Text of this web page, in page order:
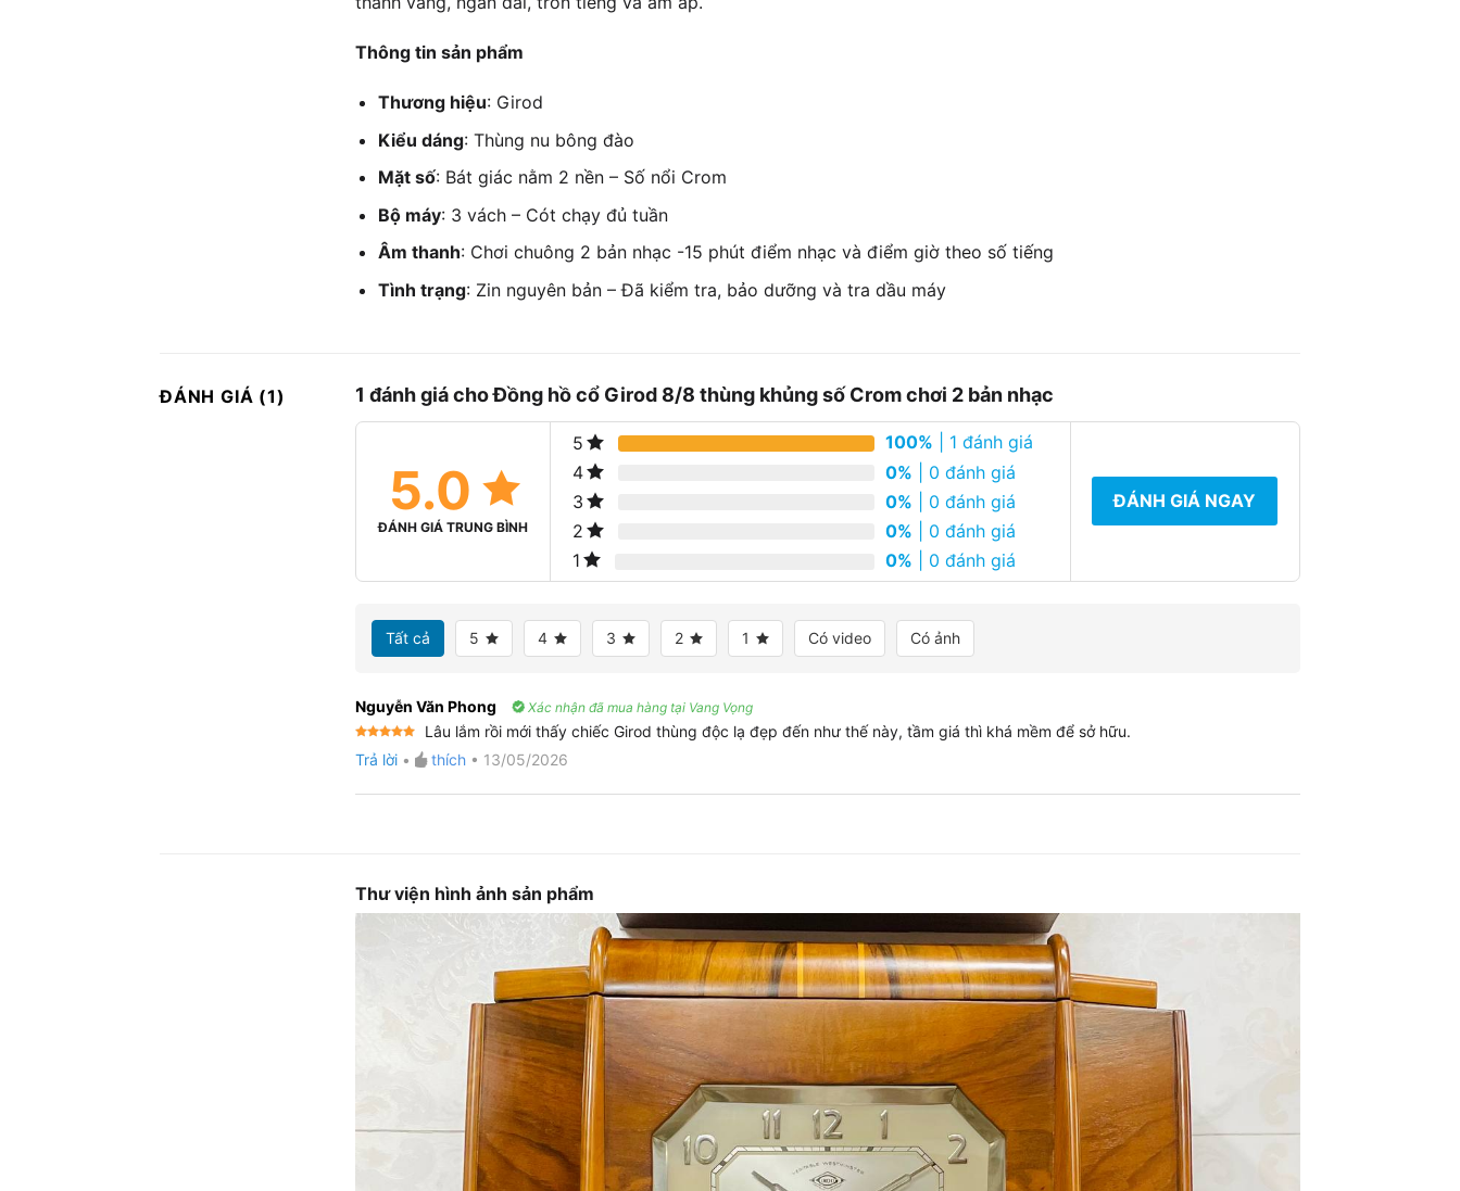
Thông tin sản phẩm
Thương hiệu: Girod
Kiểu dáng: Thùng nu bông đào
Mặt số: Bát giác nằm 2 nền – Số nổi Crom
Bộ máy: 3 vách – Cót chạy đủ tuần
Âm thanh: Chơi chuông 2 bản nhạc -15 phút điểm nhạc và điểm giờ theo số tiếng
Tình trạng: Zin nguyên bản – Đã kiểm tra, bảo dưỡng và tra dầu máy
ĐÁNH GIÁ (1) 1 đánh giá choĐồng hồ cổ Girod 8/8 thùng khủng số Crom chơi 2 bản nhạc
5.0
ĐÁNH GIÁ TRUNG BÌNH
5 100% | 1 đánh giá
4
0% | 0 đánh giá
3
0% | 0 đánh giá
2
0% | 0 đánh giá
1
0% | 0 đánh giá
ĐÁNH GIÁ NGAY
Tất cả 5 4 3 2 1 Có video Có ảnh
Nguyễn Văn Phong Xác nhận đã mua hàng tại Vang Vọng
hạng55
Lâu lắm rồi mới thấy chiếc Girod thùng độc lạ đẹp đến như thế này, tầm giá thì khá mềm để sở hữu.
Trả lời • thích • 13/05/2026
Thư viện hình ảnh sản phẩm